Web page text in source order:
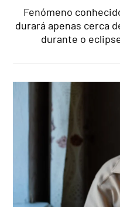
Fenómeno
durará apenas cerca
durante o